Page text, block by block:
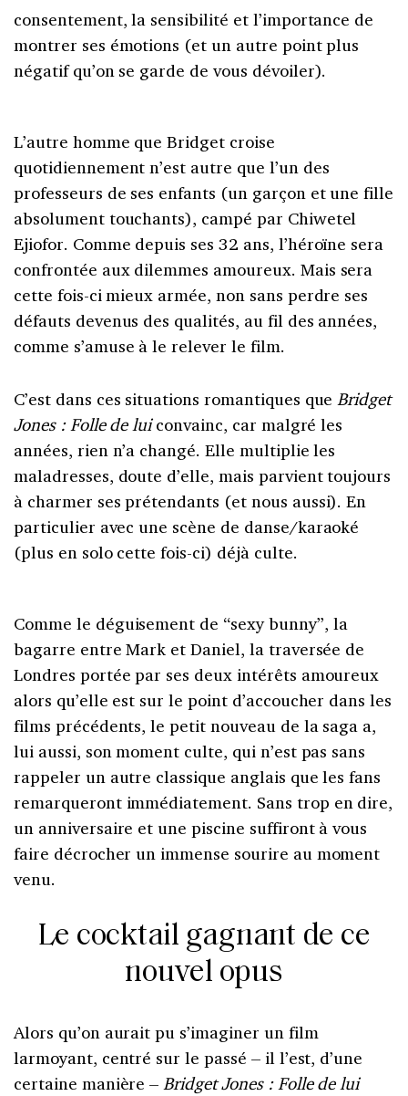
consentement, la sensibilité et l’importance de
montrer ses émotions (et un autre point plus
négatif qu’on se garde de vous dévoiler).
L’autre homme que Bridget croise
quotidiennement n’est autre que l’un des
professeurs de ses enfants (un garçon et une fille
absolument touchants), campé par Chiwetel
Ejiofor. Comme depuis ses 32 ans, l’héroïne sera
confrontée aux dilemmes amoureux. Mais sera
cette fois-ci mieux armée, non sans perdre ses
défauts devenus des qualités, au fil des années,
comme s’amuse à le relever le film.
C’est dans ces situations romantiques queBridget
Jones : Folle de luiconvainc, car malgré les
années, rien n’a changé. Elle multiplie les
maladresses, doute d’elle, mais parvient toujours
à charmer ses prétendants (et nous aussi). En
particulier avec une scène de danse/karaoké
(plus en solo cette fois-ci) déjà culte.
Comme le déguisement de “sexy bunny”, la
bagarre entre Mark et Daniel, la traversée de
Londres portée par ses deux intérêts amoureux
alors qu’elle est sur le point d’accoucher dans les
films précédents, le petit nouveau de la saga a,
lui aussi, son moment culte, qui n’est pas sans
rappeler un autre classique anglais que les fans
remarqueront immédiatement. Sans trop en dire,
un anniversaire et une piscine suffiront à vous
faire décrocher un immense sourire au moment
venu.
Le cocktail gagnant de ce
nouvel opus
Alors qu’on aurait pu s’imaginer un film
larmoyant, centré sur le passé – il l’est, d’une
certaine manière –Bridget Jones : Folle de lui